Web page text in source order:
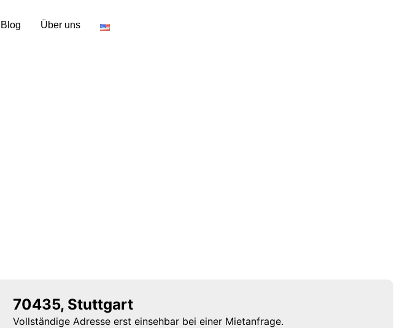
Blog Über uns
70435, Stuttgart
Vollständige Adresse erst einsehbar bei einer Mietanfrage.